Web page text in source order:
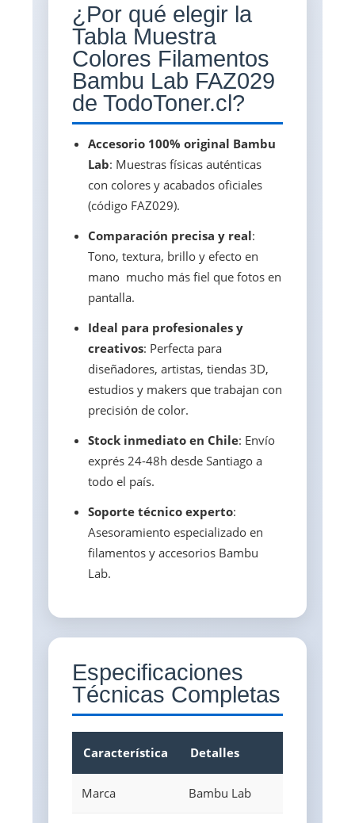
¿Por qué elegir la
Tabla Muestra
Colores Filamentos
Bambu Lab FAZ029
de TodoToner.cl?
Accesorio 100% original Bambu
Lab: Muestras físicas auténticas
con colores y acabados oficiales
(código FAZ029).
Comparación precisa y real:
Tono, textura, brillo y efecto en
mano  mucho más fiel que fotos en
pantalla.
Ideal para profesionales y
creativos: Perfecta para
diseñadores, artistas, tiendas 3D,
estudios y makers que trabajan con
precisión de color.
Stock inmediato en Chile: Envío
exprés 24-48h desde Santiago a
todo el país.
Soporte técnico experto:
Asesoramiento especializado en
filamentos y accesorios Bambu
Lab.
Especificaciones
Técnicas Completas
Característica Detalles
Marca Bambu Lab